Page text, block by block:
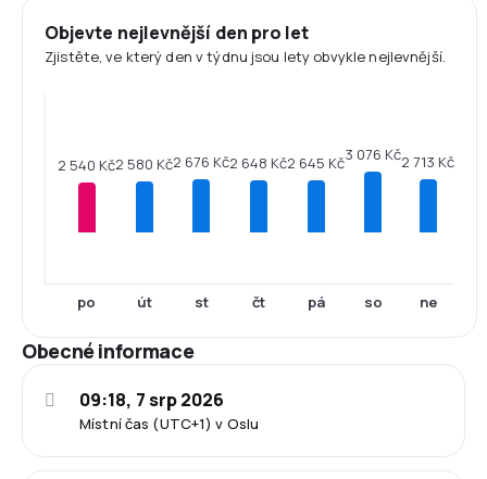
Objevte nejlevnější den pro let
Zjistěte, ve který den v týdnu jsou lety obvykle nejlevnější.
2 540 Kč
po
2 580 Kč
út
2 676 Kč
st
2 648 Kč
čt
2 645 Kč
pá
3 076 Kč
so
2 713 Kč
ne
Obecné informace
Místní čas (UTC+1) v Oslu
09:18, 7 srp 2026